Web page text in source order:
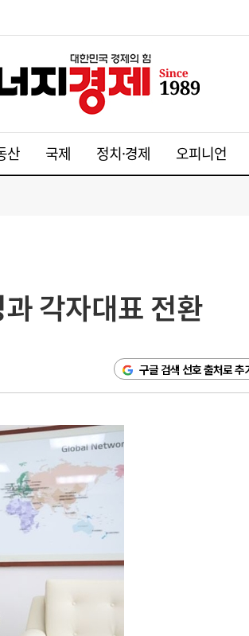
산 국제 정치·경제 오피니언
각자대표 전환
구글 검색 선호 출처로 추